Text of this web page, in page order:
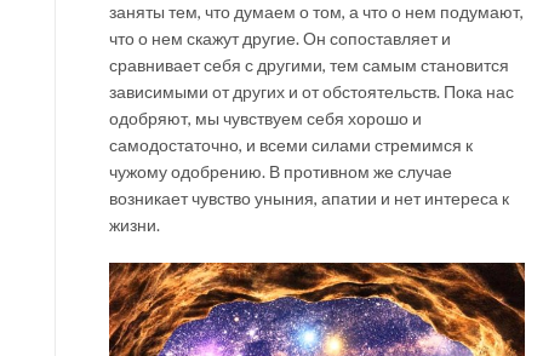
заняты тем, что думаем о том, а что о нем подумают,
что о нем скажут другие. Он сопоставляет и
сравнивает себя с другими, тем самым становится
зависимыми от других и от обстоятельств. Пока нас
одобряют, мы чувствуем себя хорошо и
самодостаточно, и всеми силами стремимся к
чужому одобрению. В противном же случае
возникает чувство уныния, апатии и нет интереса к
жизни.